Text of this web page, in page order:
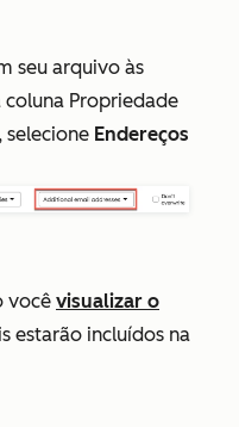
seu arquivo às
coluna Propriedade
Endereços
você visualizar o
estarão incluídos na